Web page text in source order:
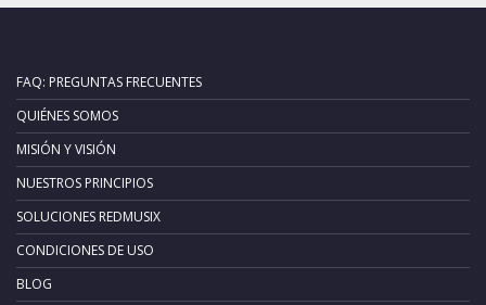
FAQ: PREGUNTAS FRECUENTES
QUIÉNES SOMOS
MISIÓN Y VISIÓN
NUESTROS PRINCIPIOS
SOLUCIONES REDMUSIX
CONDICIONES DE USO
BLOG